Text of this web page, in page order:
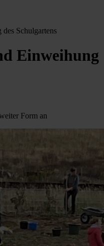
Schulgartens
Einweihung
Form an